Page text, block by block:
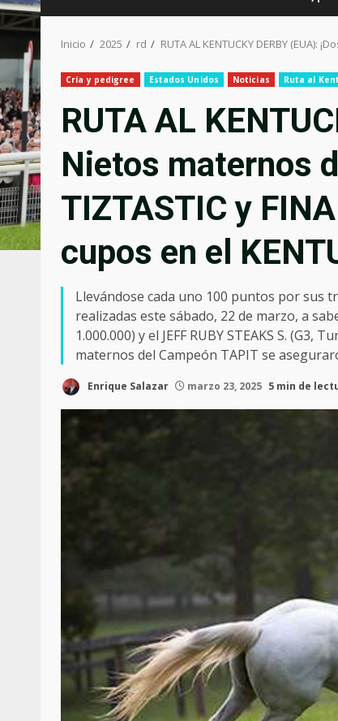
Inicio 2025 rd RUTA AL KENTUCKY DERBY (EUA):
Cría y pedigree Estados Unidos Noticias Ruta al
RUTA AL
Nietos maternos
TIZTASTIC y
cupos en el
Llevándose cada uno 100 puntos por sus
realizadas este sábado, 22 de marzo, a
1.000.000) y el JEFF RUBY STEAKS S.
maternos del Campeón TAPIT se
Enrique Salazar marzo 23, 2025 5 min de